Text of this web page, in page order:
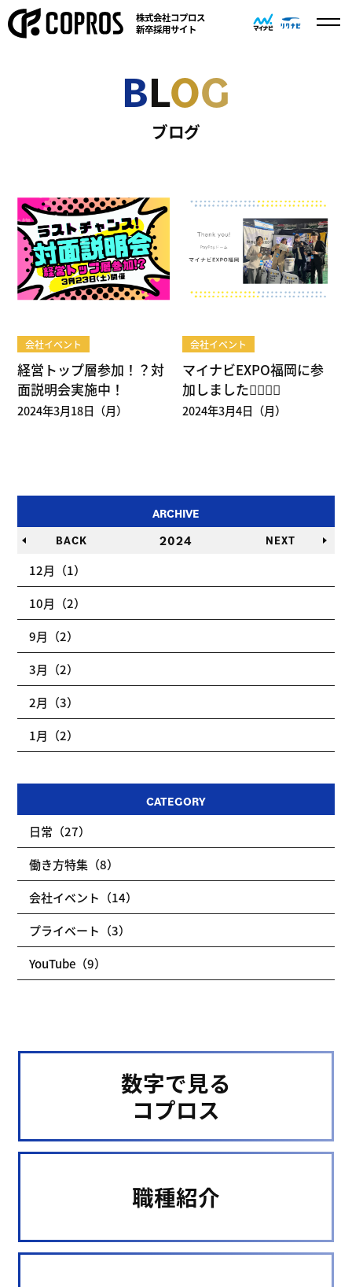
株式会社コプロス
新卒採用サイト
BLOG
ブログ
会社イベント
経営トップ層参加！？対
面説明会実施中！
2024年3月18日（月）
会社イベント
マイナビEXPO福岡に参
加しました💁🏻‍♀️✨
2024年3月4日（月）
ARCHIVE
BACK 2024 NEXT
12月（1）
10月（2）
9月（2）
3月（2）
2月（3）
1月（2）
CATEGORY
日常（27）
働き方特集（8）
会社イベント（14）
プライベート（3）
YouTube（9）
数字で見る
コプロス
職種紹介